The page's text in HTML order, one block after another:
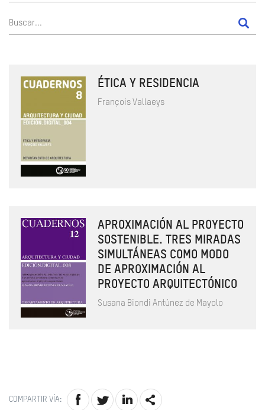
ÉTICA Y RESIDENCIA
François Vallaeys
APROXIMACIÓN AL PROYECTO
SOSTENIBLE. TRES MIRADAS
SIMULTÁNEAS COMO MODO
DE APROXIMACIÓN AL
PROYECTO ARQUITECTÓNICO
Susana Biondi Antúnez de Mayolo
COMPARTIR VÍA: